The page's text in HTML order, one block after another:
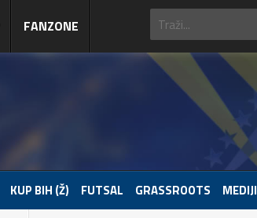
FANZONE
KUP BIH (Ž) FUTSAL GRASSROOTS MEDIJI